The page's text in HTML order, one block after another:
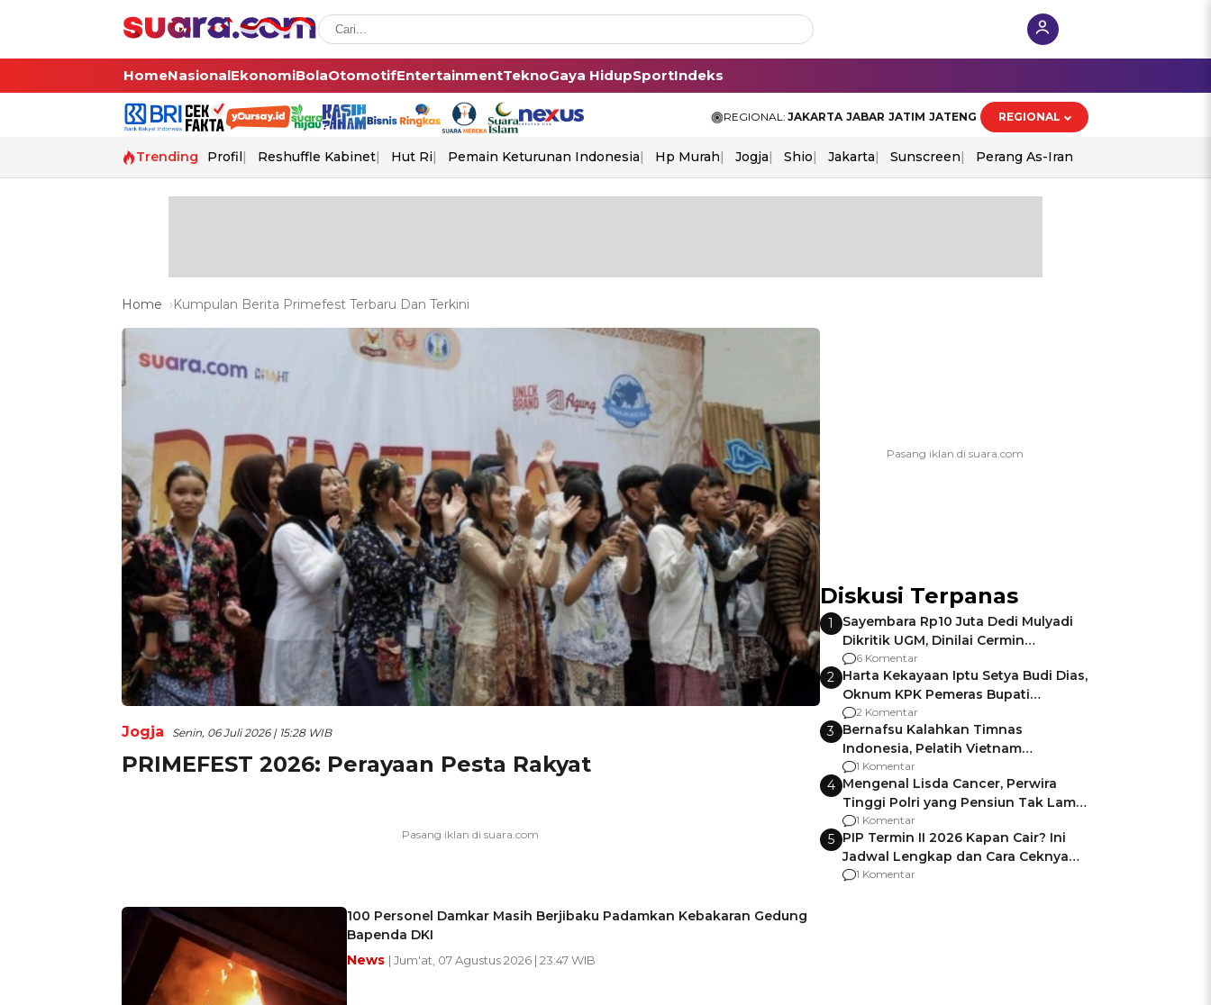
HomeNasionalEkonomiBolaOtomotifEntertainmentTeknoGaya HidupSportIndeks
REGIONAL: JAKARTA JABAR JATIM JATENG REGIONAL
Trending Profil Reshuffle Kabinet Hut Ri Pemain Keturunan Indonesia Hp Murah Jogja Shio Jakarta Sunscreen Perang As-Iran
Home Kumpulan Berita Primefest Terbaru Dan Terkini
Jogja Senin, 06 Juli 2026 | 15:28 WIB
PRIMEFEST 2026: Perayaan Pesta Rakyat
100 Personel Damkar Masih Berjibaku Padamkan Kebakaran Gedung
Bapenda DKI
News | Jum'at, 07 Agustus 2026 | 23:47 WIB
Diskusi Terpanas
1
Sayembara Rp10 Juta Dedi Mulyadi
Dikritik UGM, Dinilai Cermin
Gagalnya Negara Jamin Keamanan
6 Komentar
2 Harta Kekayaan Iptu Setya Budi Dias,
Oknum KPK Pemeras Bupati
Pemalang
2 Komentar
3 Bernafsu Kalahkan Timnas
Indonesia, Pelatih Vietnam
Berencana Pakai Jimat di Pakansari
1 Komentar
4 Mengenal Lisda Cancer, Perwira
Tinggi Polri yang Pensiun Tak Lama
Usai Jadi Brigjen
1 Komentar
5 PIP Termin II 2026 Kapan Cair? Ini
Jadwal Lengkap dan Cara Ceknya
agar Dana Tidak Hangus!
1 Komentar